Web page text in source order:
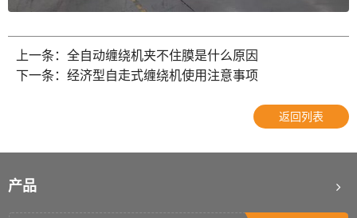
上一条：全自动缠绕机夹不住膜是什么原因
下一条：经济型自走式缠绕机使用注意事项
返回列表
产品
如何正确操作封箱机
2025-06-04
打包机烫头烧毁的原因